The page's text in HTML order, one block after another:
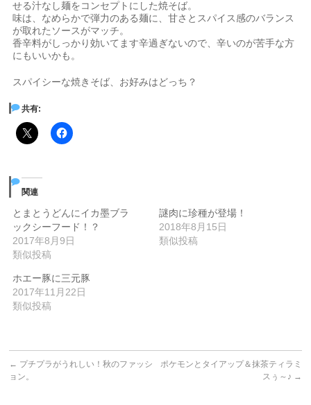
せる汁なし麺をコンセプトにした焼そば。
味は、なめらかで弾力のある麺に、甘さとスパイス感のバランス
が取れたソースがマッチ。
香辛料がしっかり効いてます辛過ぎないので、辛いのが苦手な方
にもいいかも。
スパイシーな焼きそば、お好みはどっち？
共有:
関連
とまとうどんにイカ墨ブラ
ックシーフード！？
2017年8月9日
類似投稿
謎肉に珍種が登場！
2018年8月15日
類似投稿
ホエー豚に三元豚
2017年11月22日
類似投稿
← プチプラがうれしい！秋のファッシ
ョン。
ポケモンとタイアップ＆抹茶ティラミ
スぅ～♪ →